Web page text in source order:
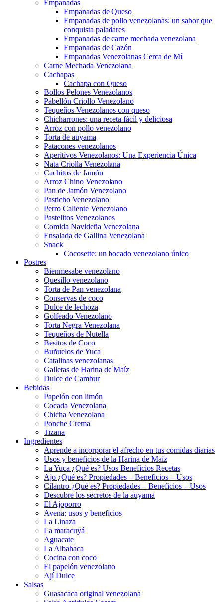
Empanadas
Empanadas de Queso
Empanadas de pollo venezolanas: un sabor que
conquista paladares
Empanadas de carne mechada venezolana
Empanadas de Cazón
Empanadas Venezolanas Cerca de Mí
Carne Mechada Venezolana
Cachapas
Cachapa con Queso
Bollos Pelones Venezolanos
Pabellón Criollo Venezolano
Tequeños Venezolanos con queso
Chicharrones: una receta fácil y deliciosa
Arroz con pollo venezolano
Torta de auyama
Patacones venezolanos
Aperitivos Venezolanos: Una Experiencia Única
Nata Criolla Venezolana
Cachitos de Jamón
Arroz Chino Venezolano
Pan de Jamón Venezolano
Pasticho Venezolano
Perro Caliente Venezolano
Pastelitos Venezolanos
Comida Navideña Venezolana
Ensalada de Gallina Venezolana
Snack
Cocosette: un bocado venezolano único
Postres
Bienmesabe venezolano
Quesillo venezolano
Torta de Pan venezolana
Conservas de coco
Dulce de lechoza
Golfeado Venezolano
Torta Negra Venezolana
Tequeños de Nutella
Besitos de Coco
Buñuelos de Yuca
Catalinas venezolanas
Galletas de Harina de Maíz
Dulce de Cambur
Bebidas
Papelón con limón
Cocada Venezolana
Chicha Venezolana
Ponche Crema
Tizana
Ingredientes
Aprende a incorporar el afrecho en tus comidas diarias
Usos y beneficios de la Harina de Maíz
La Yuca ¿Qué es? Usos Beneficios Recetas
Ajo ¿Qué es? Propiedades – Beneficios – Usos
Cilantro ¿Qué es? Propiedades – Beneficios – Usos
Descubre los secretos de la auyama
El Ajoporro
Avena: usos y beneficios
La Linaza
La maracuyá
Aguacate
La Albahaca
Cocina con coco
El papelón venezolano
Ají Dulce
Salsas
Guasacaca original venezolana